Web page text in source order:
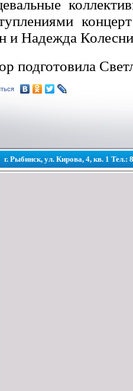
и Надежда
подготовила
г. Рыбинск, ул. Кирова, 4, кв. 1 Тел.: